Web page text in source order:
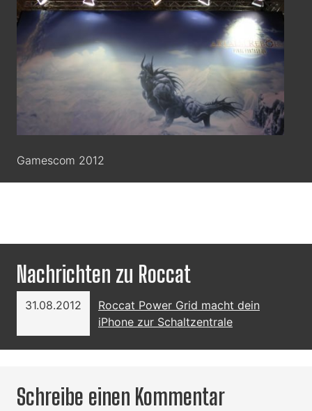
Gamescom 2012
Nachrichten zu Roccat
31.08.2012
Roccat Power Grid macht dein
iPhone zur Schaltzentrale
Schreibe einen Kommentar